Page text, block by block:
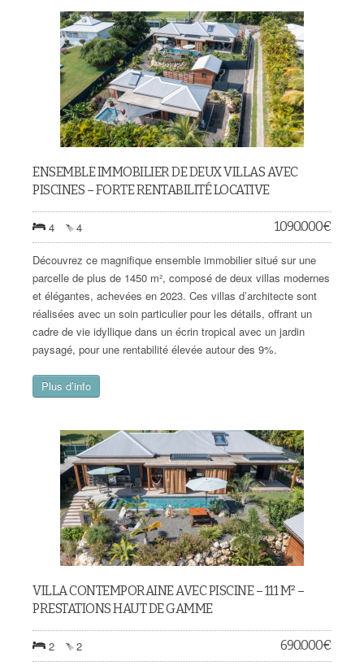
ENSEMBLE IMMOBILIER DE DEUX VILLAS AVEC
PISCINES – FORTE RENTABILITÉ LOCATIVE
4 4 1.090.000€
Découvrez ce magnifique ensemble immobilier situé sur une
parcelle de plus de 1450 m², composé de deux villas modernes
et élégantes, achevées en 2023. Ces villas d’architecte sont
réalisées avec un soin particulier pour les détails, offrant un
cadre de vie idyllique dans un écrin tropical avec un jardin
paysagé, pour une rentabilité élevée autour des 9%.
Plus d’info
VILLA CONTEMPORAINE AVEC PISCINE – 111 M² –
PRESTATIONS HAUT DE GAMME
2 2 690.000€